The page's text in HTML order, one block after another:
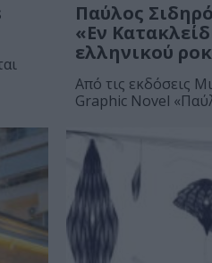
Παύλος
«Εν
ελληνικού ροκ
Από τις εκδόσεις
Graphic Novel